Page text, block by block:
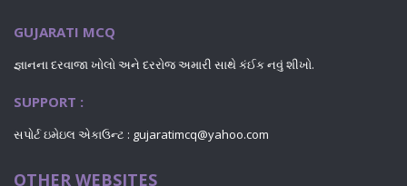
GUJARATI MCQ
જ્ઞાનના દરવાજા ખોલો અને દરરોજ અમારી સાથે કંઈક નવું શીખો.
SUPPORT :
સપોર્ટ ઇમેઇલ એકાઉન્ટ : gujaratimcq@yahoo.com
OTHER WEBSITES